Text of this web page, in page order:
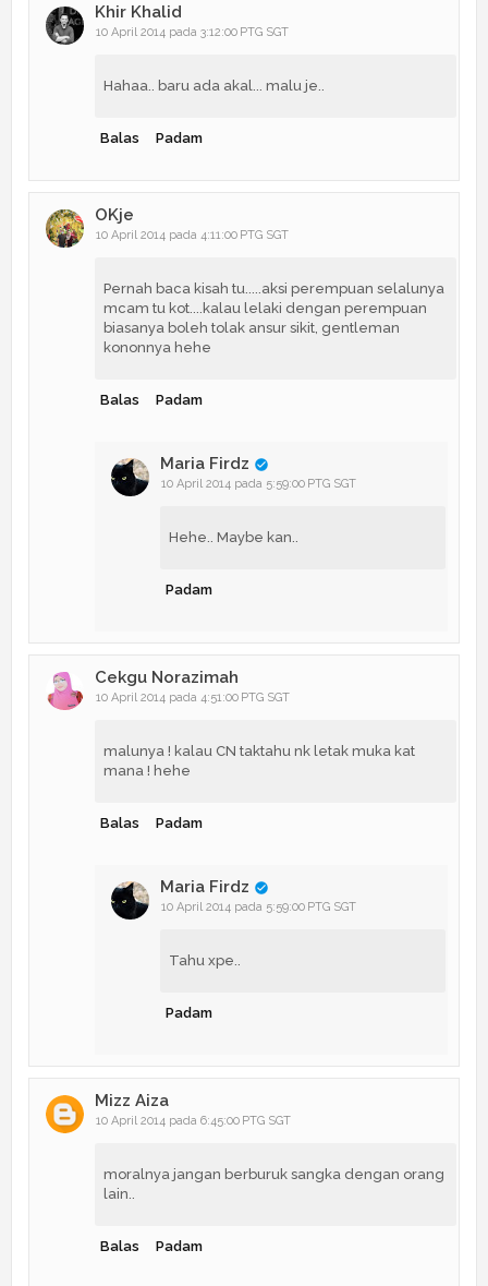
Khir Khalid
10 April 2014 pada 3:12:00 PTG SGT
Hahaa.. baru ada akal... malu je..
Balas Padam
OKje
10 April 2014 pada 4:11:00 PTG SGT
Pernah baca kisah tu.....aksi perempuan selalunya
mcam tu kot....kalau lelaki dengan perempuan
biasanya boleh tolak ansur sikit, gentleman
kononnya hehe
Balas Padam
Maria Firdz
10 April 2014 pada 5:59:00 PTG SGT
Hehe.. Maybe kan..
Padam
Cekgu Norazimah
10 April 2014 pada 4:51:00 PTG SGT
malunya ! kalau CN taktahu nk letak muka kat
mana ! hehe
Balas Padam
Maria Firdz
10 April 2014 pada 5:59:00 PTG SGT
Tahu xpe..
Padam
Mizz Aiza
10 April 2014 pada 6:45:00 PTG SGT
moralnya jangan berburuk sangka dengan orang
lain..
Balas Padam